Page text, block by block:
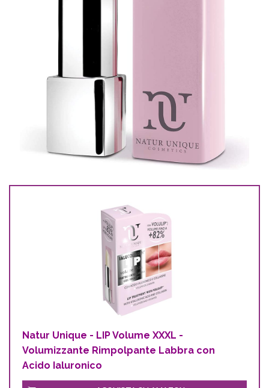
Natur Unique - LIP Volume XXXL -
Volumizzante Rimpolpante Labbra con
Acido Ialuronico